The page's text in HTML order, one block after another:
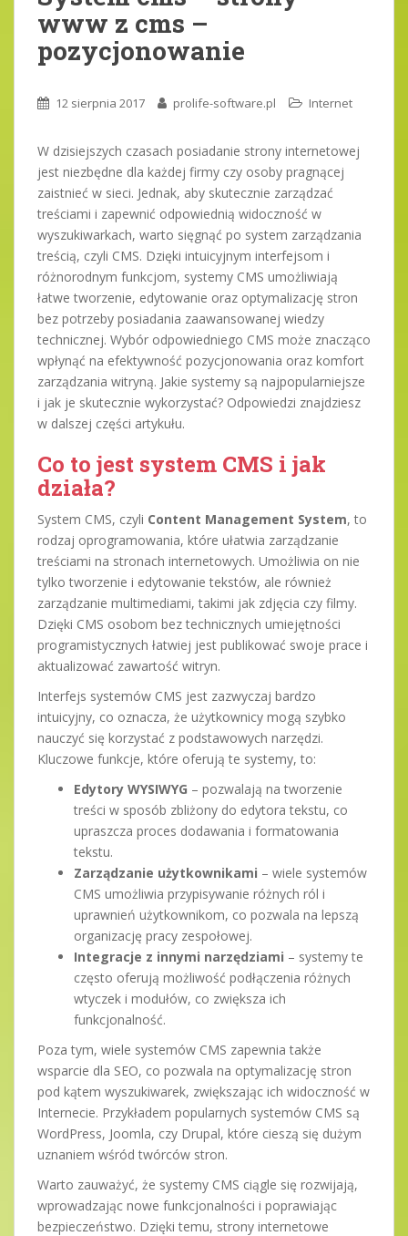
www z cms –
pozycjonowanie
12 sierpnia 2017 prolife-software.pl Internet
W dzisiejszych czasach posiadanie strony internetowej
jest niezbędne dla każdej firmy czy osoby pragnącej
zaistnieć w sieci. Jednak, aby skutecznie zarządzać
treściami i zapewnić odpowiednią widoczność w
wyszukiwarkach, warto sięgnąć po system zarządzania
treścią, czyli CMS. Dzięki intuicyjnym interfejsom i
różnorodnym funkcjom, systemy CMS umożliwiają
łatwe tworzenie, edytowanie oraz optymalizację stron
bez potrzeby posiadania zaawansowanej wiedzy
technicznej. Wybór odpowiedniego CMS może znacząco
wpłynąć na efektywność pozycjonowania oraz komfort
zarządzania witryną. Jakie systemy są najpopularniejsze
i jak je skutecznie wykorzystać? Odpowiedzi znajdziesz
w dalszej części artykułu.
Co to jest system CMS i jak
działa?
System CMS, czyli Content Management System, to
rodzaj oprogramowania, które ułatwia zarządzanie
treściami na stronach internetowych. Umożliwia on nie
tylko tworzenie i edytowanie tekstów, ale również
zarządzanie multimediami, takimi jak zdjęcia czy filmy.
Dzięki CMS osobom bez technicznych umiejętności
programistycznych łatwiej jest publikować swoje prace i
aktualizować zawartość witryn.
Interfejs systemów CMS jest zazwyczaj bardzo
intuicyjny, co oznacza, że użytkownicy mogą szybko
nauczyć się korzystać z podstawowych narzędzi.
Kluczowe funkcje, które oferują te systemy, to:
Edytory WYSIWYG – pozwalają na tworzenie
treści w sposób zbliżony do edytora tekstu, co
upraszcza proces dodawania i formatowania
tekstu.
Zarządzanie użytkownikami – wiele systemów
CMS umożliwia przypisywanie różnych ról i
uprawnień użytkownikom, co pozwala na lepszą
organizację pracy zespołowej.
Integracje z innymi narzędziami – systemy te
często oferują możliwość podłączenia różnych
wtyczek i modułów, co zwiększa ich
funkcjonalność.
Poza tym, wiele systemów CMS zapewnia także
wsparcie dla SEO, co pozwala na optymalizację stron
pod kątem wyszukiwarek, zwiększając ich widoczność w
Internecie. Przykładem popularnych systemów CMS są
WordPress, Joomla, czy Drupal, które cieszą się dużym
uznaniem wśród twórców stron.
Warto zauważyć, że systemy CMS ciągle się rozwijają,
wprowadzając nowe funkcjonalności i poprawiając
bezpieczeństwo. Dzięki temu, strony internetowe